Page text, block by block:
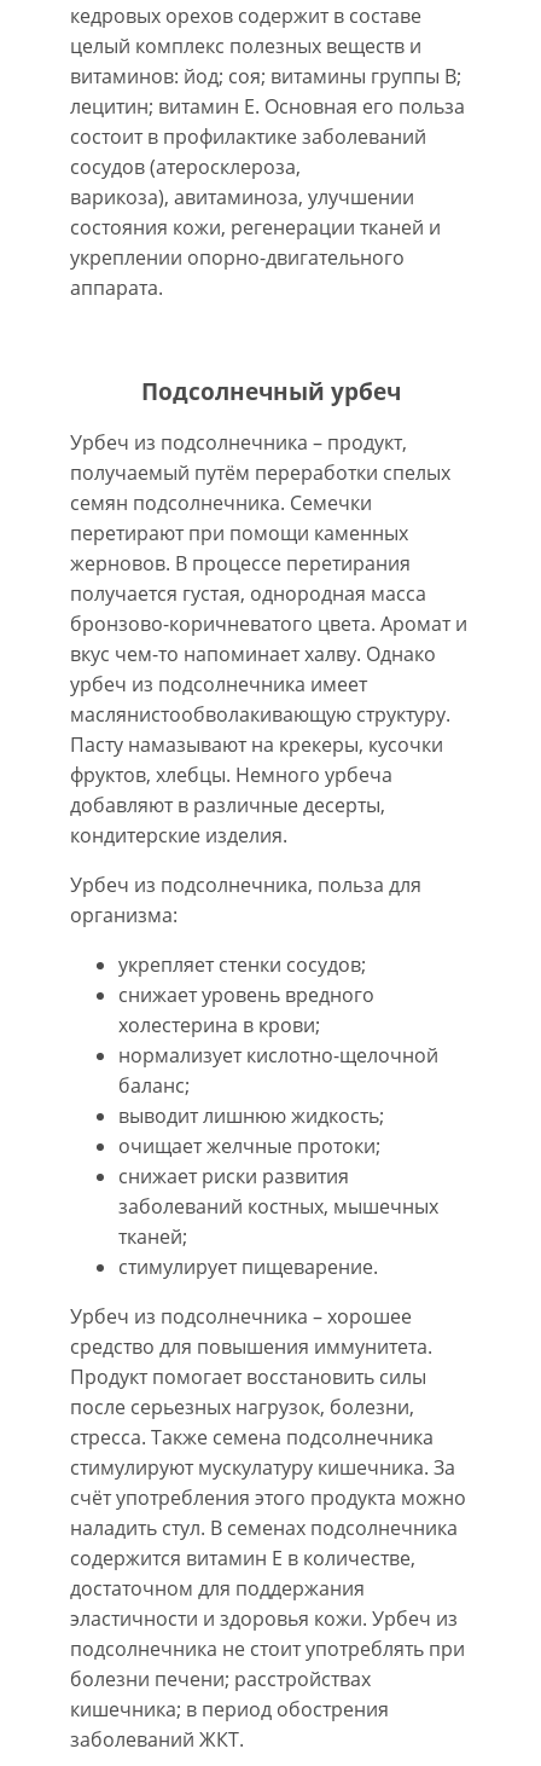
кедровых орехов содержит в составе
целый комплекс полезных веществ и
витаминов: йод; соя; витамины группы В;
лецитин; витамин Е. Основная его польза
состоит в профилактике заболеваний
сосудов (атеросклероза,
варикоза), авитаминоза, улучшении
состояния кожи, регенерации тканей и
укреплении опорно-двигательного
аппарата.
Подсолнечный урбеч
Урбеч из подсолнечника – продукт,
получаемый путём переработки спелых
семян подсолнечника. Семечки
перетирают при помощи каменных
жерновов. В процессе перетирания
получается густая, однородная масса
бронзово-коричневатого цвета. Аромат и
вкус чем-то напоминает халву. Однако
урбеч из подсолнечника имеет
маслянистообволакивающую структуру.
Пасту намазывают на крекеры, кусочки
фруктов, хлебцы. Немного урбеча
добавляют в различные десерты,
кондитерские изделия.
Урбеч из подсолнечника, польза для
организма:
укрепляет стенки сосудов;
снижает уровень вредного
холестерина в крови;
нормализует кислотно-щелочной
баланс;
выводит лишнюю жидкость;
очищает желчные протоки;
снижает риски развития
заболеваний костных, мышечных
тканей;
стимулирует пищеварение.
Урбеч из подсолнечника – хорошее
средство для повышения иммунитета.
Продукт помогает восстановить силы
после серьезных нагрузок, болезни,
стресса. Также семена подсолнечника
стимулируют мускулатуру кишечника. За
счёт употребления этого продукта можно
наладить стул. В семенах подсолнечника
содержится витамин Е в количестве,
достаточном для поддержания
эластичности и здоровья кожи. Урбеч из
подсолнечника не стоит употреблять при
болезни печени; расстройствах
кишечника; в период обострения
заболеваний ЖКТ.